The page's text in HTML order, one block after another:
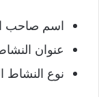
اسم صاحب
عنوان
نوع النشاط